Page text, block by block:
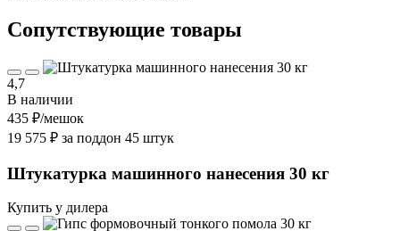
Cопутствующие товары
4,7
В наличии
435 ₽/мешок
19 575 ₽ за поддон 45 штук
Штукатурка машинного нанесения 30 кг
Купить у дилера